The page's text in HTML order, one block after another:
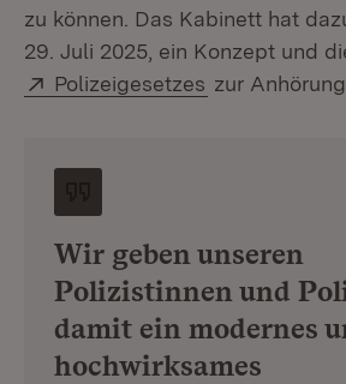
zu können. Das Kabinett hat
29. Juli 2025, ein Konzept und
Extern:
Polizeigesetzes (Öffnet in
zur
Wir geben unseren
Polizistinnen und
damit ein modernes
hochwirksames